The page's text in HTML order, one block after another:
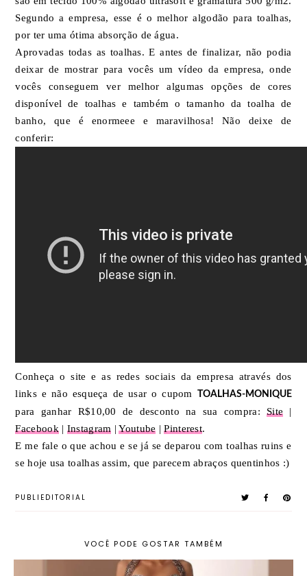
Segundo a empresa, esse é o melhor algodão para toalhas,
por ter uma ótima absorção de água.
Aprovadas todas as toalhas. E antes de finalizar, não podia
deixar de mostrar para vocês um vídeo da empresa, onde
vocês conseguem ver melhor algumas opções de cores
disponível de toalhas e também o tamanho da toalha de
banho, que é enormeee e maravilhosa! Não deixe de
conferir:
Conheça o site e as redes sociais da empresa através dos
links e não esqueça de usar o cupom
TOALHAS-MONIQUE
para ganhar R$10,00 de desconto na sua compra: Site |
Facebook| Instagram |Youtube |Pinterest.
E me fale o que achou e se já se deparou com toalhas ruins e
se hoje usa toalhas assim, que parecem abraços quentinhos :)
PUBLIEDITORIAL
VOCÊ PODE GOSTAR TAMBÉM